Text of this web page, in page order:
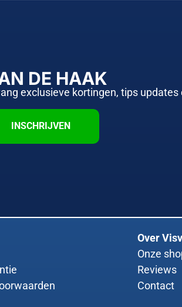
DE HAAK
exclusieve kortingen, tips updates
INSCHRIJVEN
Over
Onze
Reviews
Contact